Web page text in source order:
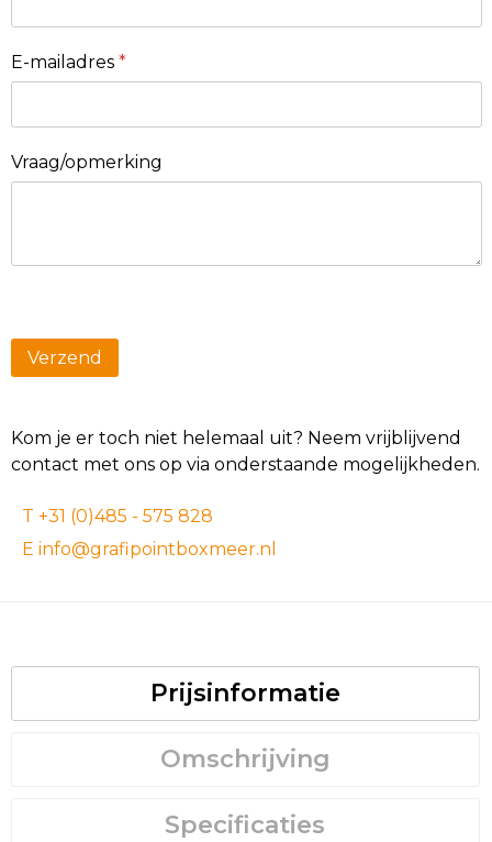
E-mailadres *
Vraag/opmerking
Kom je er toch niet helemaal uit? Neem vrijblijvend
contact met ons op via onderstaande mogelijkheden.
T +31 (0)485 - 575 828
E info@grafipointboxmeer.nl
Prijsinformatie
Omschrijving
Specificaties